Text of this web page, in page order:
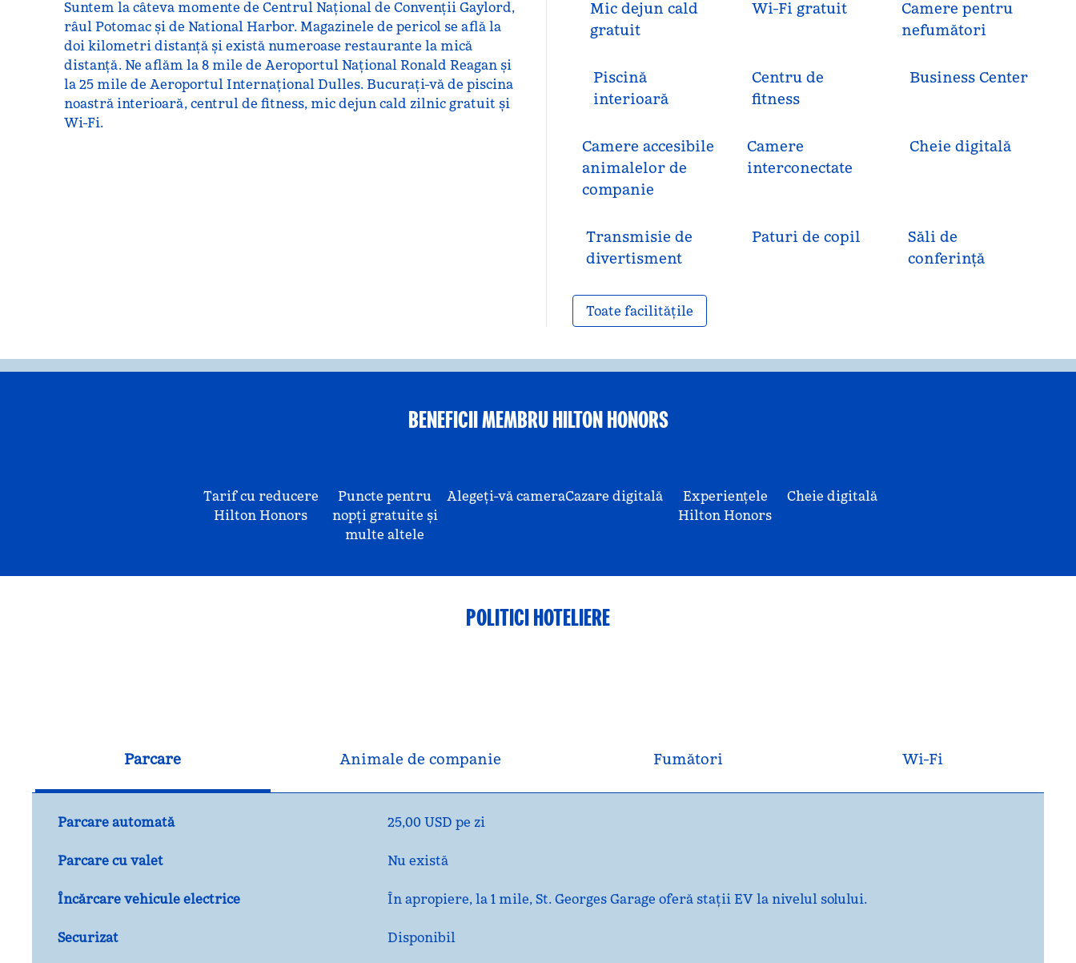
Suntem la câteva momente de Centrul Național de Convenții Gaylord,
râul Potomac și de National Harbor. Magazinele de pericol se află la
doi kilometri distanță și există numeroase restaurante la mică
distanță. Ne aflăm la 8 mile de Aeroportul Național Ronald Reagan și
la 25 mile de Aeroportul Internațional Dulles. Bucurați-vă de piscina
noastră interioară, centrul de fitness, mic dejun cald zilnic gratuit și
Wi-Fi.
Mic dejun cald
gratuit
Wi-Fi gratuit
Camere pentru
nefumători
Piscină
interioară
Centru de
fitness
Business Center
Camere accesibile
animalelor de
companie
Camere
interconectate
Cheie digitală
Transmisie de
divertisment
Paturi de copil
Săli de
conferință
Toate facilitățile
BENEFICII MEMBRU HILTON HONORS
Tarif cu reducere
Hilton Honors
Puncte pentru
nopți gratuite și
multe altele
Alegeți-vă cameraCazare digitală
Experiențele
Hilton Honors
Cheie digitală
POLITICI HOTELIERE
Parcare Animale de companie Fumători Wi-Fi
Parcare automată 25,00 USD pe zi
Parcare cu valet Nu există
Încărcare vehicule electrice În apropiere, la 1 mile, St. Georges Garage oferă stații EV la nivelul solului.
Securizat Disponibil